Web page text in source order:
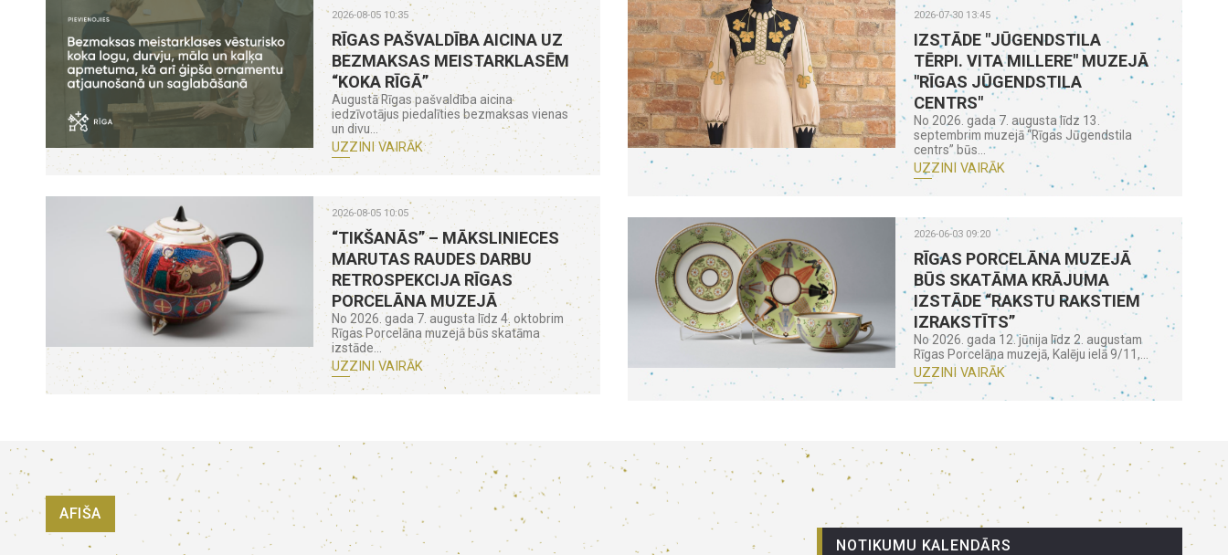
2026-08-05 10:35
RĪGAS PAŠVALDĪBA AICINA UZ
BEZMAKSAS MEISTARKLASĒM
“KOKA RĪGĀ”
Augustā Rīgas pašvaldība aicina
iedzīvotājus piedalīties bezmaksas vienas
un divu...
UZZINI VAIRĀK
2026-08-05 10:05
“TIKŠANĀS” – MĀKSLINIECES
MARUTAS RAUDES DARBU
RETROSPEKCIJA RĪGAS
PORCELĀNA MUZEJĀ
No 2026. gada 7. augusta līdz 4. oktobrim
Rīgas Porcelāna muzejā būs skatāma
izstāde...
UZZINI VAIRĀK
2026-07-30 13:45
IZSTĀDE "JŪGENDSTILA
TĒRPI. VITA MILLERE" MUZEJĀ
"RĪGAS JŪGENDSTILA
CENTRS"
No 2026. gada 7. augusta līdz 13.
septembrim muzejā “Rīgas Jūgendstila
centrs” būs...
UZZINI VAIRĀK
2026-06-03 09:20
RĪGAS PORCELĀNA MUZEJĀ
BŪS SKATĀMA KRĀJUMA
IZSTĀDE “RAKSTU RAKSTIEM
IZRAKSTĪTS”
No 2026. gada 12. jūnija līdz 2. augustam
Rīgas Porcelāna muzejā, Kalēju ielā 9/11,...
UZZINI VAIRĀK
AFIŠA
NOTIKUMU KALENDĀRS